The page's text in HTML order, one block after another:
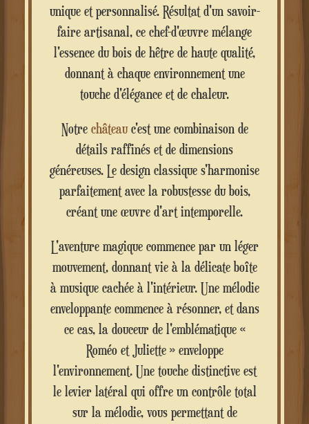
unique et personnalisé. Résultat d'un savoir-
faire artisanal, ce chef-d'œuvre mélange
l'essence du bois de hêtre de haute qualité,
donnant à chaque environnement une
touche d'élégance et de chaleur.
Notre châteauc'est une combinaison de
détails raffinés et de dimensions
généreuses. Le design classique s'harmonise
parfaitement avec la robustesse du bois,
créant une œuvre d'art intemporelle.
L'aventure magique commence par un léger
mouvement, donnant vie à la délicate boîte
à musique cachée à l'intérieur. Une mélodie
enveloppante commence à résonner, et dans
ce cas, la douceur de l'emblématique «
Roméo et Juliette » enveloppe
l'environnement. Une touche distinctive est
le levier latéral qui offre un contrôle total
sur la mélodie, vous permettant de